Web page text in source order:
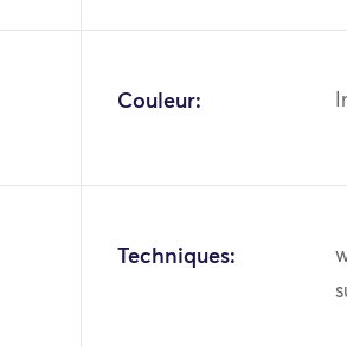
Couleur:
Techniques: